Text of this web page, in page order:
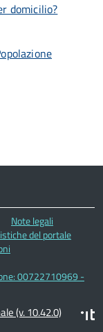
domicilio?
Note legali
del portale
00722710969 -
(v. 10.42.0)